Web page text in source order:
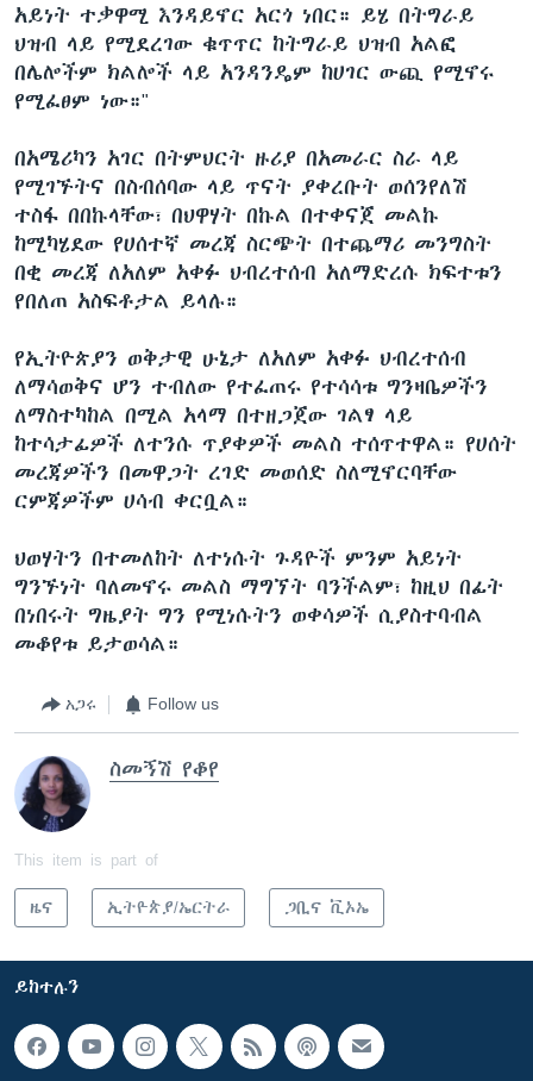
አይነት ተቃዋሚ እንዳይኖር አርጎ ነበር። ይሄ በትግራይ
ህዝብ ላይ የሚደረገው ቁጥጥር ከትግራይ ህዝብ አልፎ
በሌሎችም ክልሎች ላይ አንዳንዴም ከሀገር ውጪ የሚኖሩ
የሚፈፀም ነው።"
በአሜሪካን አገር በትምህርት ዙሪያ በአመራር ስራ ላይ
የሚገኙትና በስብሰባው ላይ ጥናት ያቀረቡት ወሰንየለሽ
ተስፋ በበኩላቸው፣ በህዋሃት በኩል በተቀናጀ መልኩ
ከሚካሄደው የሀሰተኛ መረጃ ስርጭት በተጨማሪ መንግስት
በቂ መረጃ ለአለም አቀፉ ህብረተሰብ አለማድረሱ ክፍተቱን
የበለጠ አስፍቶታል ይላሉ።
የኢትዮጵያን ወቅታዊ ሁኔታ ለአለም አቀፉ ህብረተሰብ
ለማሳወቅና ሆን ተብለው የተፈጠሩ የተሳሳቱ ግንዛቤዎችን
ለማስተካከል በሚል አላማ በተዘጋጀው ገልፃ ላይ
ከተሳታፊዎች ለተንሱ ጥያቀዎች መልስ ተሰጥተዋል። የሀሰት
መረጃዎችን በመዋጋት ረገድ መወሰድ ስለሚኖርባቸው
ርምጃዎችም ሀሳብ ቀርቧል።
ህወሃትን በተመለከት ለተነሱት ጉዳዮች ምንም አይነት
ግንኙነት ባለመኖሩ መልስ ማግኘት ባንችልም፣ ከዚህ በፊት
በነበሩት ግዜያት ግን የሚነሱትን ወቀሳዎች ሲያስተባብል
መቆየቱ ይታወሳል።
አጋሩ Follow us
ስመኝሽ የቆየ
This item is part of
ዜና ኢትዮጵያ/ኤርትራ ጋቢና ቪኦኤ
ይከተሉን